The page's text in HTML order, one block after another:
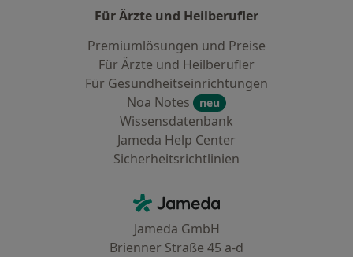
Für Ärzte und Heilberufler
Premiumlösungen und Preise
Für Ärzte und Heilberufler
Für Gesundheitseinrichtungen
Noa Notes
neu
Wissensdatenbank
Jameda Help Center
Sicherheitsrichtlinien
Jameda - Startseite
Jameda GmbH
Brienner Straße 45 a-d